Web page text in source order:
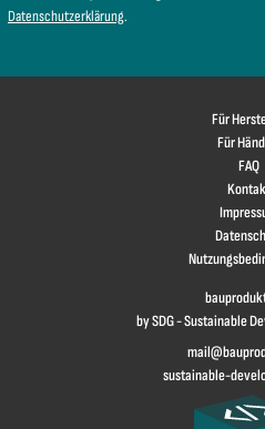
Datenschutzerklärung.
Für
Für
FAQ
by SDG - Sustainable
sustainable-